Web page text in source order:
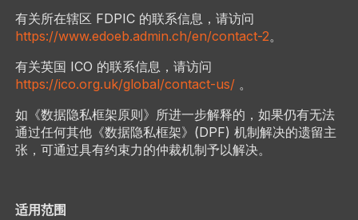
有关所在辖区 FDPIC 的联系信息，请访问
https://www.edoeb.admin.ch/en/contact-2。
有关英国 ICO 的联系信息，请访问
https://ico.org.uk/global/contact-us/。
如《数据隐私框架原则》所进一步解释的，如果仍有无法
通过任何其他《数据隐私框架》(DPF) 机制解决的遗留主
张，可通过具有约束力的仲裁机制予以解决。
适用范围